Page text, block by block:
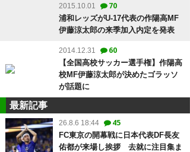
2015.10.01 70
浦和レッズがU-17代表の作陽高MF
伊藤涼太郎の来季加入内定を発表
2014.12.31 60
【全国高校サッカー選手権】作陽高
校MF伊藤涼太郎が決めたゴラッソ
が話題に
最新記事
26.8.6 18:44 45
FC東京の開幕戦に日本代表DF長友
佑都が来場し挨拶 去就に注目集ま